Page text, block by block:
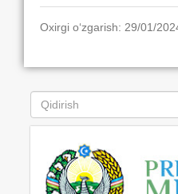
Oxirgi o‘zgarish: 29/01/